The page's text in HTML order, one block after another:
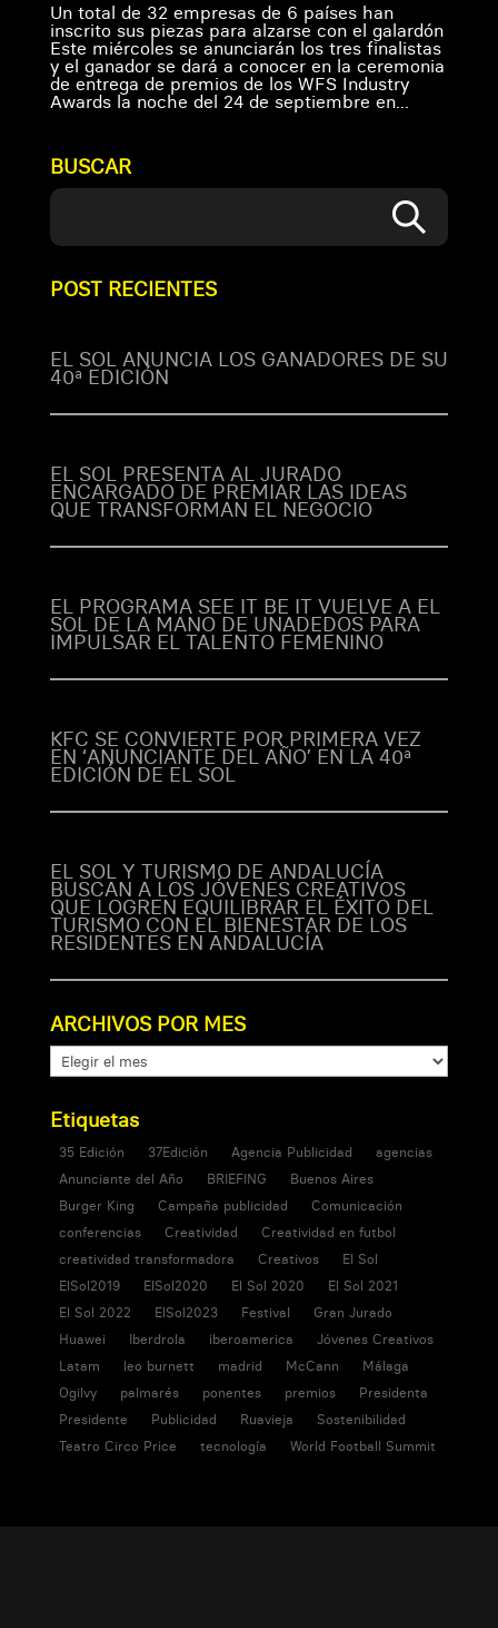
Un total de 32 empresas de 6 países han
inscrito sus piezas para alzarse con el galardón
Este miércoles se anunciarán los tres finalistas
y el ganador se dará a conocer en la ceremonia
de entrega de premios de los WFS Industry
Awards la noche del 24 de septiembre en...
BUSCAR
POST RECIENTES
EL SOL ANUNCIA LOS GANADORES DE SU
40ª EDICIÓN
EL SOL PRESENTA AL JURADO
ENCARGADO DE PREMIAR LAS IDEAS
QUE TRANSFORMAN EL NEGOCIO
EL PROGRAMA SEE IT BE IT VUELVE A EL
SOL DE LA MANO DE UNADEDOS PARA
IMPULSAR EL TALENTO FEMENINO
KFC SE CONVIERTE POR PRIMERA VEZ
EN ‘ANUNCIANTE DEL AÑO’ EN LA 40ª
EDICIÓN DE EL SOL
EL SOL Y TURISMO DE ANDALUCÍA
BUSCAN A LOS JÓVENES CREATIVOS
QUE LOGREN EQUILIBRAR EL ÉXITO DEL
TURISMO CON EL BIENESTAR DE LOS
RESIDENTES EN ANDALUCÍA
ARCHIVOS POR MES
ARCHIVOS
POR
Etiquetas
35 Edición 37Edición Agencia Publicidad
agencias
Anunciante del Año
BRIEFING
Buenos Aires
Burger King
Campaña publicidad
Comunicación
conferencias
Creatividad
Creatividad en futbol
creatividad transformadora
Creativos
El Sol
ElSol2019
ElSol2020 El Sol 2020
El Sol 2021
El Sol 2022
ElSol2023 Festival
Gran Jurado
Huawei
Iberdrola iberoamerica
Jóvenes Creativos
Latam
leo burnett madrid McCann
Málaga
Ogilvy
palmarés ponentes premios
Presidenta
Presidente
Publicidad Ruavieja
Sostenibilidad
Teatro Circo Price
tecnología World Football Summit